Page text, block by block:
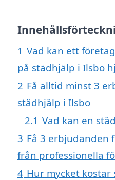
1 Vad kan ett
på städhjälp i Ilsbo
2 Få alltid minst 3
städhjälp i Ilsbo
2.1 Vad kan en
3 Få 3 erbjudanden
från professionella
4 Hur mycket kostar